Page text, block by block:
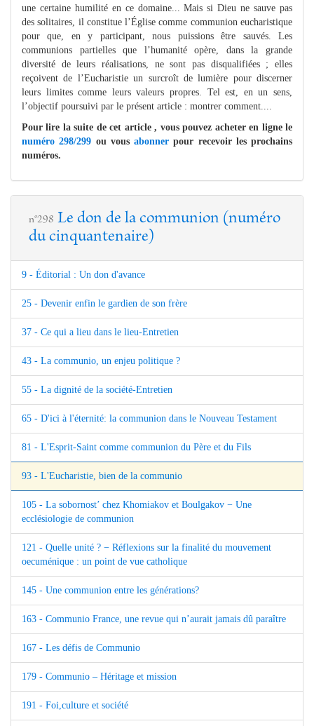
une certaine humilité en ce domaine... Mais si Dieu ne sauve pas
des solitaires, il constitue l’Église comme communion eucharistique
pour que, en y participant, nous puissions être sauvés. Les
communions partielles que l’humanité opère, dans la grande
diversité de leurs réalisations, ne sont pas disqualifiées ; elles
reçoivent de l’Eucharistie un surcroît de lumière pour discerner
leurs limites comme leurs valeurs propres. Tel est, en un sens,
l’objectif poursuivi par le présent article : montrer comment....
Pour lire la suite de cet article , vous pouvez acheter en ligne le
numéro 298/299 ou vous abonner pour recevoir les prochains
numéros.
n°298 Le don de la communion (numéro
du cinquantenaire)
9 - Éditorial : Un don d'avance
25 - Devenir enfin le gardien de son frère
37 - Ce qui a lieu dans le lieu-Entretien
43 - La communio, un enjeu politique ?
55 - La dignité de la société-Entretien
65 - D'ici à l'éternité: la communion dans le Nouveau Testament
81 - L'Esprit-Saint comme communion du Père et du Fils
93 - L'Eucharistie, bien de la communio
105 - La sobornost’ chez Khomiakov et Boulgakov − Une
ecclésiologie de communion
121 - Quelle unité ? − Réflexions sur la finalité du mouvement
oecuménique : un point de vue catholique
145 - Une communion entre les générations?
163 - Communio France, une revue qui n’aurait jamais dû paraître
167 - Les défis de Communio
179 - Communio – Héritage et mission
191 - Foi,culture et société